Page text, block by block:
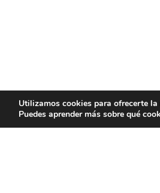
Utilizamos cookies para ofrecerte
Puedes aprender más sobre qué